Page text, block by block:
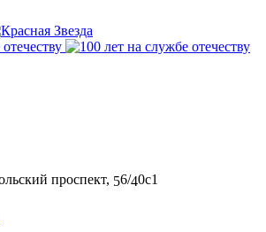
проспект, 56/40с1